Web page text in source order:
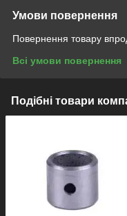
Умови повернення
Повернення товару
Всі умови повернення
Подібні товари